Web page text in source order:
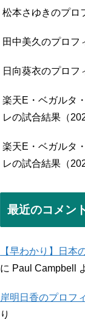
松本さゆきのプロ
田中美久のプロフ
日向葵衣のプロフ
楽天E・ベガルタ
レの試合結果（
楽天E・ベガルタ
レの試合結果（
最近のコメン
【早わかり】日本
に Paul Campbell
岸明日香のプロフ
り